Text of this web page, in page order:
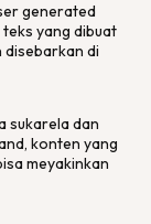
generated
yang dibuat
disebarkan di
sukarela dan
, konten yang
meyakinkan